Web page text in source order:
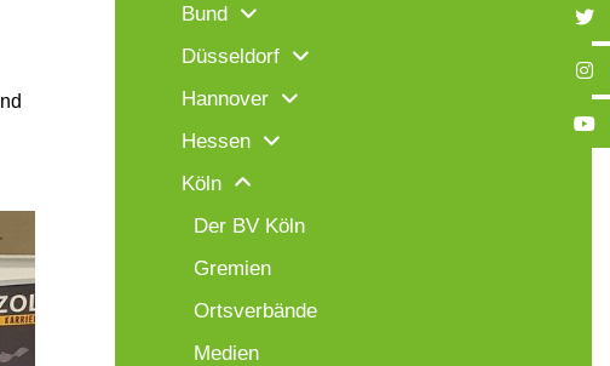
Bund
Düsseldorf
Hannover
Hessen
Köln
Der BV Köln
Gremien
Ortsverbände
Medien